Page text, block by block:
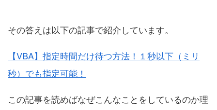
その答えは以下の記事で紹介しています。
【VBA】指定時間だけ待つ方法！１秒以下（ミリ
秒）でも指定可能！
この記事を読めばなぜこんなことをしているのか理